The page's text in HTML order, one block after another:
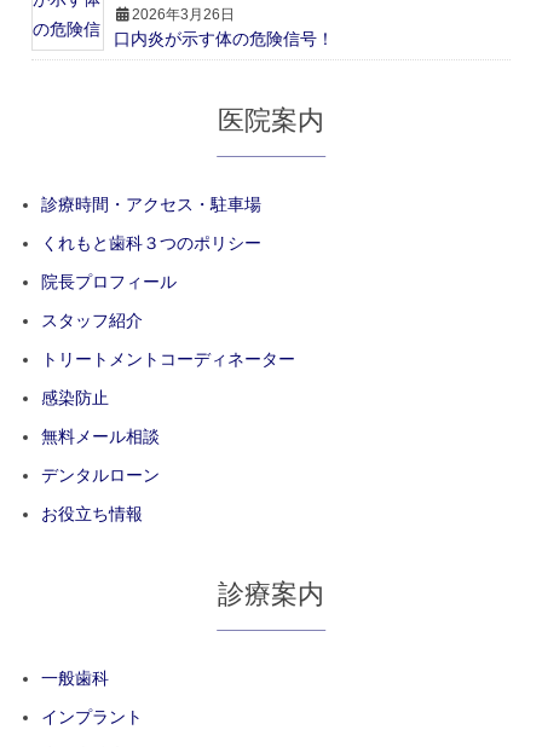
2026年3月26日
口内炎が示す体の危険信号！
医院案内
診療時間・アクセス・駐車場
くれもと歯科３つのポリシー
院長プロフィール
スタッフ紹介
トリートメントコーディネーター
感染防止
無料メール相談
デンタルローン
お役立ち情報
診療案内
一般歯科
インプラント